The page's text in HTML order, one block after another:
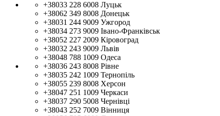
+38033 228 6008 Луцьк
+38062 349 8008 Донецьк
+38031 244 9009 Ужгород
+38034 273 9009 Івано-Франківськ
+38052 227 2009 Кіровоград
+38032 243 9009 Львів
+38048 788 1009 Одеса
+38036 243 8008 Рівне
+38035 242 1009 Тернопіль
+38055 239 8008 Херсон
+38047 251 1009 Черкаси
+38037 290 5008 Чернівці
+38043 252 7009 Вінниця